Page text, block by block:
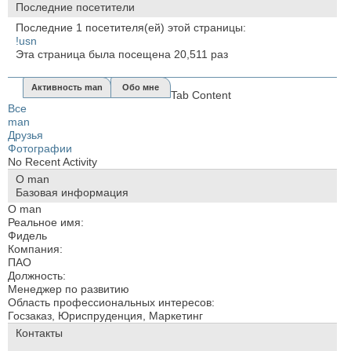
Последние посетители
Последние 1 посетителя(ей) этой страницы:
!usn
Эта страница была посещена 20,511 раз
Активность man Обо мне
Tab Content
Все
man
Друзья
Фотографии
No Recent Activity
О man
Базовая информация
О man
Реальное имя:
Фидель
Компания:
ПАО
Должность:
Менеджер по развитию
Область профессиональных интересов:
Госзаказ, Юриспруденция, Маркетинг
Контакты